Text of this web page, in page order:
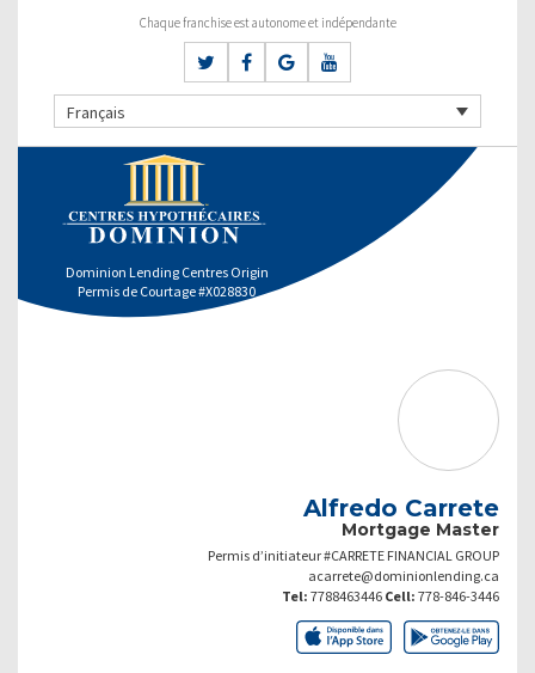
Chaque franchise est autonome et indépendante
Français
Dominion Lending Centres Origin
Permis de Courtage #X028830
Alfredo Carrete
Mortgage Master
Permis d’initiateur #CARRETE FINANCIAL GROUP
acarrete@dominionlending.ca
Tel: 7788463446 Cell: 778-846-3446